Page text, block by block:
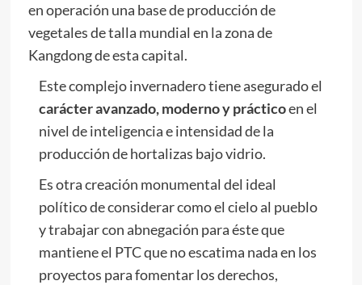
en operación una base de producción de
vegetales de talla mundial en la zona de
Kangdong de esta capital.
Este complejo invernadero tiene asegurado el
carácter avanzado, moderno y prácticoen el
nivel de inteligencia e intensidad de la
producción de hortalizas bajo vidrio.
Es otra creación monumental del ideal
político de considerar como el cielo al pueblo
y trabajar con abnegación para éste que
mantiene el PTC que no escatima nada en los
proyectos para fomentar los derechos,